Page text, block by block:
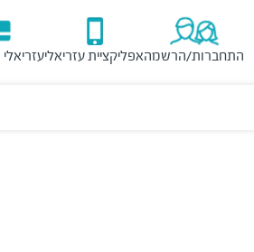
התחברות/הרשמהאפליקציית עזריאלי